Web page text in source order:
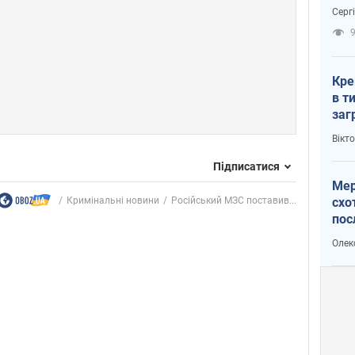
Підписатися
Кримінальні новини Російський МЗС поставив...
в